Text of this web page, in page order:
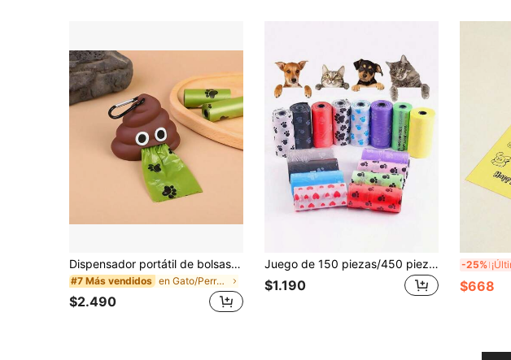
Dispensador portátil de bolsas para desechos de perro para exteriores, cargador de bolsas de caca, herramienta de limpieza, productos para mascotas con forma de heces
#7 Más vendidos en Gato/Perro Bolsas y dispensadores para excremen
$2.490
Juego de 150 piezas/450 piezas de bolsas para desechos de mascotas reforzadas y a prueba de fugas, bolsas de limpieza de basura para mascotas, material reforzado y resistente a pinchazos que aísla eficazmente los desechos y evita fugas y desbordamientos, múltiples especificaciones para elegir (15-450 piezas), adecuado para paseos diarios con perros, paseos por el parque, viajes de larga distancia, limpieza del coche y del hogar, compatible con gatos y perros de todos los tamaños, se ajusta a dispensadores portátiles que se pueden colgar en la correa o mochila para un acceso fácil, consumible diario esencial para dueños de mascotas, hace que cada paseo con el perro sea elegante y limpio
$1.190
-25%
$668